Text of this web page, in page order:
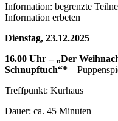
Information: begrenzte
Information erbeten
Dienstag, 23.12.2025
16.00 Uhr – „Der
Schnupftuch“* –
Treffpunkt: Kurhaus
Dauer: ca. 45 Minuten